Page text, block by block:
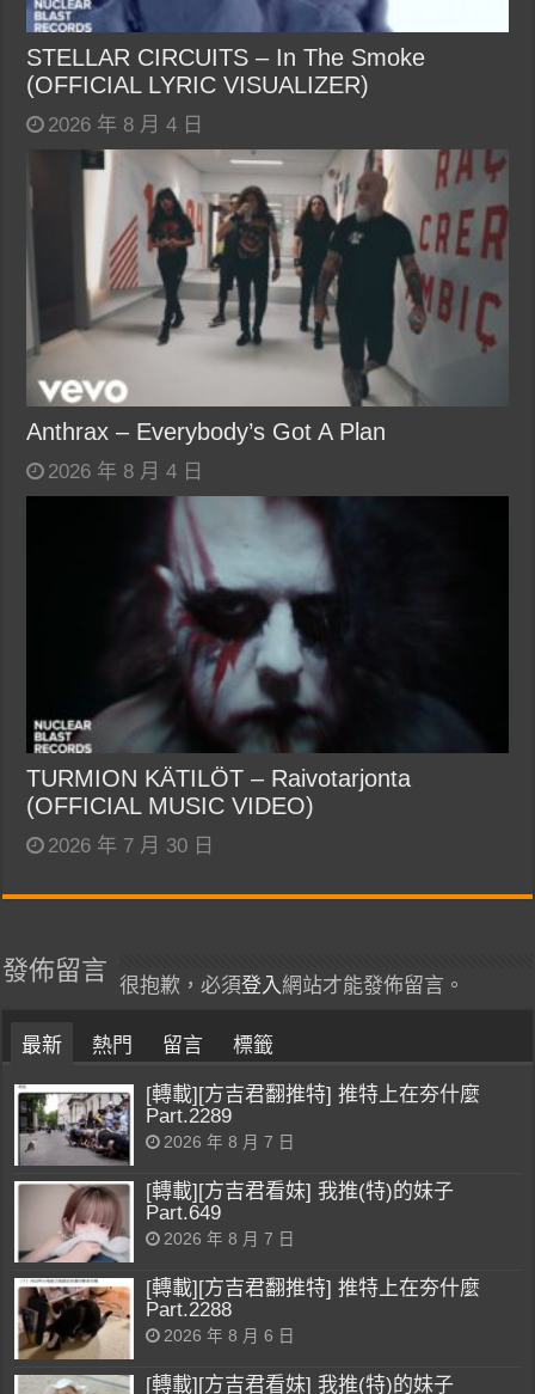
STELLAR CIRCUITS – In The Smoke
(OFFICIAL LYRIC VISUALIZER)
2026 年 8 月 4 日
Anthrax – Everybody’s Got A Plan
2026 年 8 月 4 日
TURMION KÄTILÖT – Raivotarjonta
(OFFICIAL MUSIC VIDEO)
2026 年 7 月 30 日
發佈留言
很抱歉，必須登入網站才能發佈留言。
最新 熱門 留言 標籤
[轉載][方吉君翻推特] 推特上在夯什麼
Part.2289
2026 年 8 月 7 日
[轉載][方吉君看妹] 我推(特)的妹子
Part.649
2026 年 8 月 7 日
[轉載][方吉君翻推特] 推特上在夯什麼
Part.2288
2026 年 8 月 6 日
[轉載][方吉君看妹] 我推(特)的妹子